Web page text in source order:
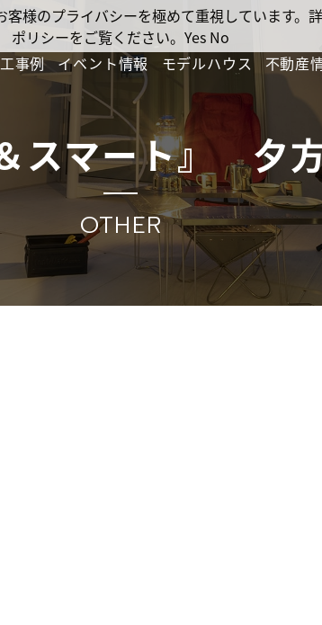
事例 イベント情報 モデルハウス 不動産
スマート』 夕
OTHER
様のプライバシーを極めて重視しています
ポリシーをご覧ください。 Yes No